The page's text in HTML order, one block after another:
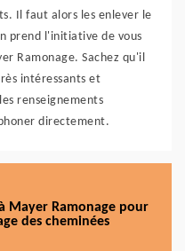
Il faut alors les enlever le
prend l'initiative de vous
Ramonage. Sachez qu'il
intéressants et
renseignements
directement.
Mayer Ramonage pour
des cheminées